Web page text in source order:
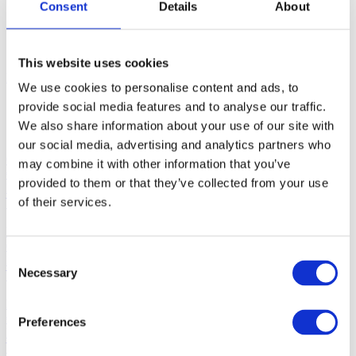
Consent Details About
This website uses cookies
We use cookies to personalise content and ads, to
provide social media features and to analyse our traffic.
We also share information about your use of our site with
our social media, advertising and analytics partners who
may combine it with other information that you’ve
provided to them or that they’ve collected from your use
of their services.
Selection
Necessary
Preferences
Parcon – waar techniek en service samenkomen, met persoonlijke
Gerelateerde producten
CIRKELMAAIER 53 CM t.b.v. FERRARI P 55
387,20
Incl. BTW
5.045,70